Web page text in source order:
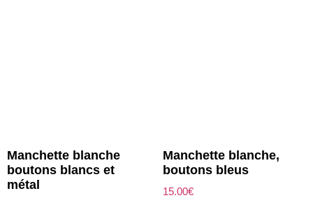
Manchette blanche
boutons blancs et
métal
Manchette blanche,
boutons bleus
15.00€